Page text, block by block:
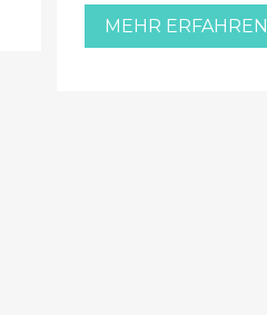
MEHR ERFAHREN